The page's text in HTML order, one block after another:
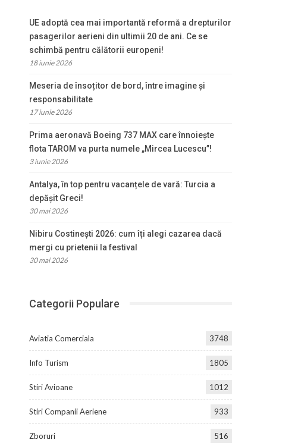
UE adoptă cea mai importantă reformă a drepturilor
pasagerilor aerieni din ultimii 20 de ani. Ce se
schimbă pentru călătorii europeni!
18 iunie 2026
Meseria de însoțitor de bord, între imagine și
responsabilitate
17 iunie 2026
Prima aeronavă Boeing 737 MAX care înnoiește
flota TAROM va purta numele „Mircea Lucescu”!
3 iunie 2026
Antalya, în top pentru vacanțele de vară: Turcia a
depășit Greci!
30 mai 2026
Nibiru Costinești 2026: cum îți alegi cazarea dacă
mergi cu prietenii la festival
30 mai 2026
Categorii Populare
Aviatia Comerciala 3748
Info Turism 1805
Stiri Avioane 1012
Stiri Companii Aeriene 933
Zboruri 516